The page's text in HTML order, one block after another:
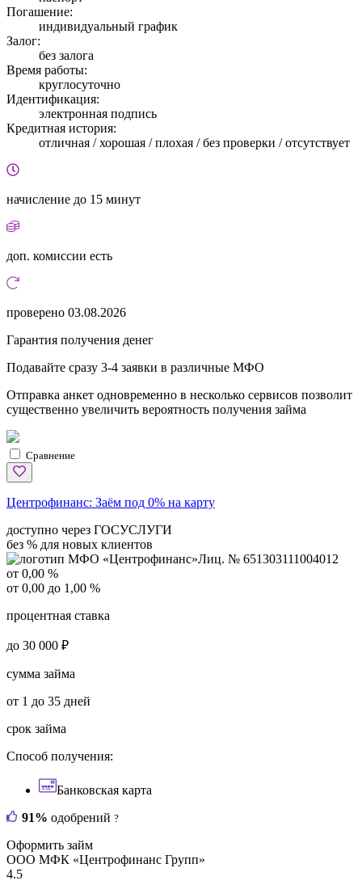
Погашение:
индивидуальный график
Залог:
без залога
Время работы:
круглосуточно
Идентификация:
электронная подпись
Кредитная история:
отличная / хорошая / плохая / без проверки / отсутствует
начисление до 15 минут
доп. комиссии есть
проверено 03.08.2026
Гарантия получения денег
Подавайте сразу 3-4 заявки в различные МФО
Отправка анкет одновременно в несколько сервисов позволит
существенно увеличить вероятность получения займа
Сравнение
Центрофинанс: Заём под 0% на карту
доступно через ГОСУСЛУГИ
без % для новых клиентов
Лиц. № 651303111004012
от 0,00 %
от 0,00 до 1,00 %
процентная ставка
до 30 000 ₽
сумма займа
от 1 до 35 дней
срок займа
Способ получения:
Банковская карта
91% одобрений ?
Оформить займ
ООО МФК «Центрофинанс Групп»
4.5